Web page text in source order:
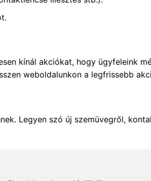
kínál akciókat, hogy ügyfeleink
weboldalunkon a legfrissebb
Legyen szó új szemüvegről,